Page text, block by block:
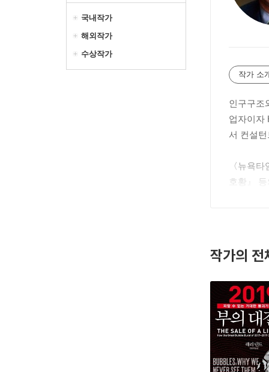
국내작가
해외작가
수상작가
작가 소
인구구조
업자이자
서 컨설
〈뉴욕
호황』
투자에
저자는
라 식물
태는 기
되면 우
작가의 전